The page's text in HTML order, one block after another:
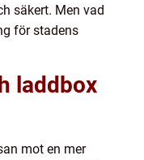
säkert. Men vad
för stadens
laddbox
mot en mer